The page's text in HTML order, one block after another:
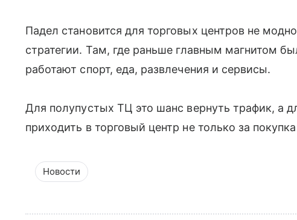
Падел становится для торговых центров не
стратегии. Там, где раньше главным магнитом
работают спорт, еда, развлечения и сервисы.
Для полупустых ТЦ это шанс вернуть трафик, а
приходить в торговый центр не только за
Новости